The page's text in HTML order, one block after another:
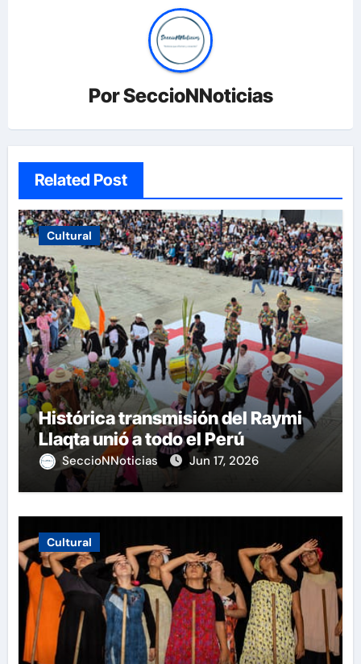
PorSeccioNNoticias
Related Post
Cultural
Histórica transmisión del Raymi
Llaqta unió a todo el Perú
SeccioNNoticias Jun 17, 2026
Cultural